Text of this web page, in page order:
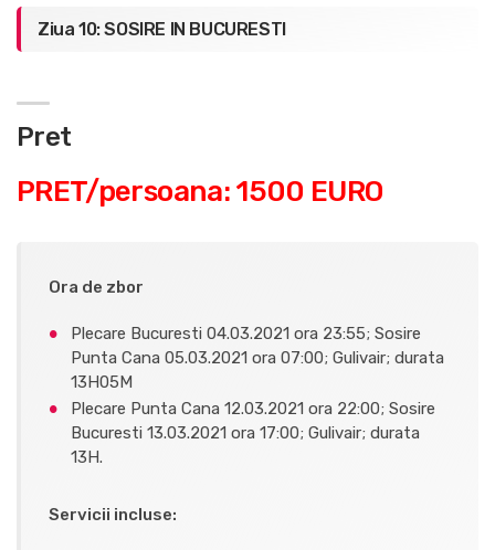
Ziua 10: SOSIRE IN BUCURESTI
Pret
PRET/persoana: 1500 EURO
Ora de zbor
Plecare Bucuresti 04.03.2021 ora 23:55; Sosire
Punta Cana 05.03.2021 ora 07:00; Gulivair; durata
13H05M
Plecare Punta Cana 12.03.2021 ora 22:00; Sosire
Bucuresti 13.03.2021 ora 17:00; Gulivair; durata
13H.
Servicii incluse: